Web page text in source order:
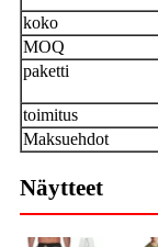
koko
MOQ
paketti
toimitus
Maksuehdot
Näytteet